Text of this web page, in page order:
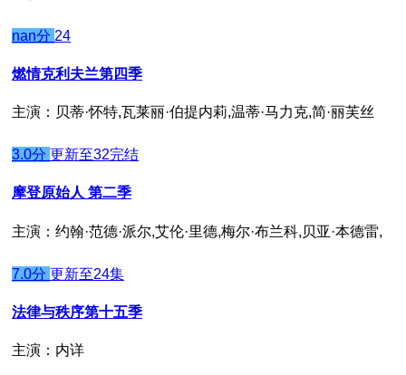
nan分 24
燃情克利夫兰第四季
主演：贝蒂·怀特,瓦莱丽·伯提内莉,温蒂·马力克,简·丽芙丝
3.0分 更新至32完结
摩登原始人 第二季
主演：约翰·范德·派尔,艾伦·里德,梅尔·布兰科,贝亚·本德雷,
7.0分 更新至24集
法律与秩序第十五季
主演：内详